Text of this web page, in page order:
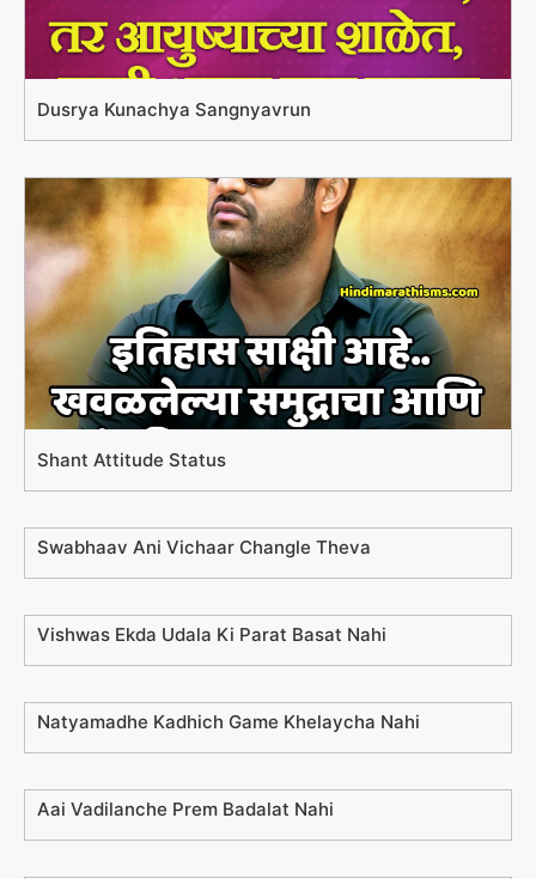
Dusrya Kunachya Sangnyavrun
Shant Attitude Status
Swabhaav Ani Vichaar Changle Theva
Vishwas Ekda Udala Ki Parat Basat Nahi
Natyamadhe Kadhich Game Khelaycha Nahi
Aai Vadilanche Prem Badalat Nahi